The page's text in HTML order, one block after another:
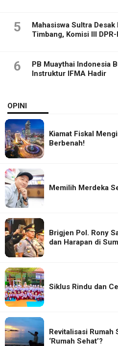
5
Mahasiswa Sultra
Timbang, Komisi III
6
PB Muaythai Indonesia
Instruktur IFMA Hadir
OPINI
Kiamat Fiskal
Berbenah!
Memilih Merdeka
Brigjen Pol. Rony
dan Harapan di
Siklus Rindu dan
Revitalisasi Rumah
‘Rumah Sehat’?